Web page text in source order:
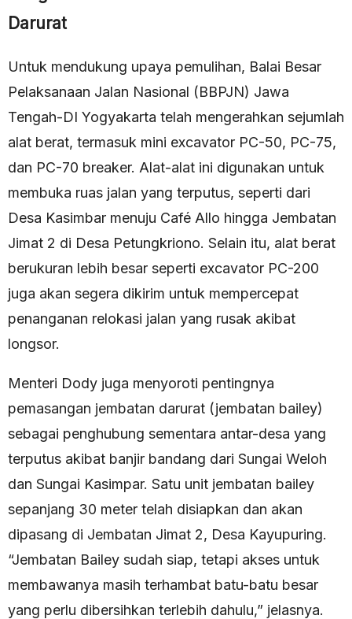
Darurat
Untuk mendukung upaya pemulihan, Balai Besar
Pelaksanaan Jalan Nasional (BBPJN) Jawa
Tengah-DI Yogyakarta telah mengerahkan sejumlah
alat berat, termasuk mini excavator PC-50, PC-75,
dan PC-70 breaker. Alat-alat ini digunakan untuk
membuka ruas jalan yang terputus, seperti dari
Desa Kasimbar menuju Café Allo hingga Jembatan
Jimat 2 di Desa Petungkriono. Selain itu, alat berat
berukuran lebih besar seperti excavator PC-200
juga akan segera dikirim untuk mempercepat
penanganan relokasi jalan yang rusak akibat
longsor.
Menteri Dody juga menyoroti pentingnya
pemasangan jembatan darurat (jembatan bailey)
sebagai penghubung sementara antar-desa yang
terputus akibat banjir bandang dari Sungai Weloh
dan Sungai Kasimpar. Satu unit jembatan bailey
sepanjang 30 meter telah disiapkan dan akan
dipasang di Jembatan Jimat 2, Desa Kayupuring.
“Jembatan Bailey sudah siap, tetapi akses untuk
membawanya masih terhambat batu-batu besar
yang perlu dibersihkan terlebih dahulu,” jelasnya.